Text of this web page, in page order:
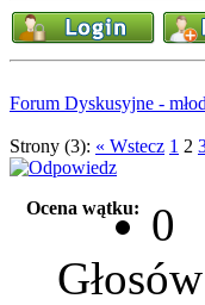
Forum Dyskusyjne -
Strony (3): « Wstecz 1 2
Ocena wątku:
0
Głosów